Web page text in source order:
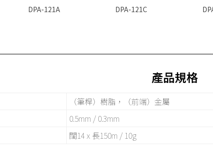
DPA-121A DPA-121C
產品規格
（筆桿）樹脂，（前端）金屬
0.5mm / 0.3mm
闊14 x 長150m / 10g